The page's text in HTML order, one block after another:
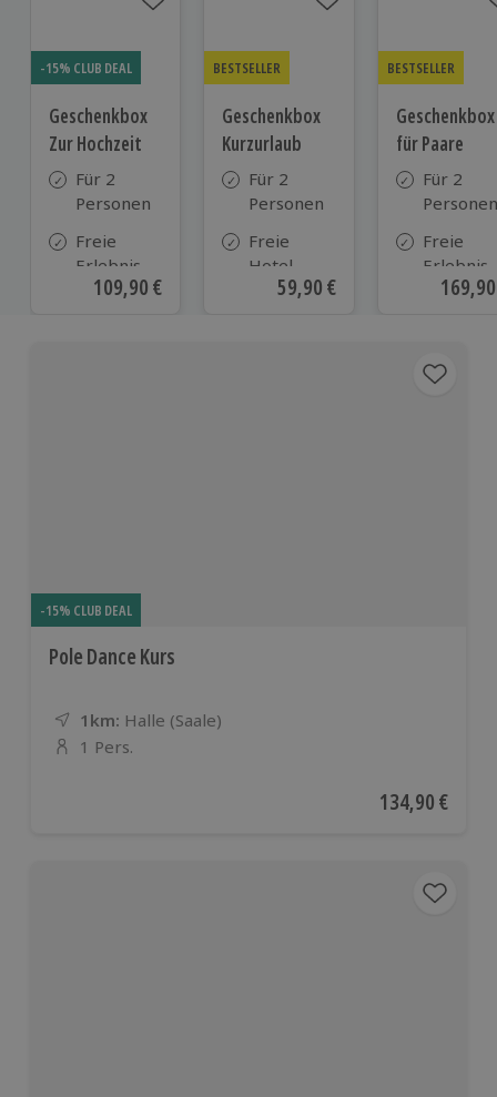
-15% CLUB DEAL
Geschenkbox
Zur Hochzeit
Für 2
Personen
Freie
Erlebnis-
Auswahl
Aktueller Preis
109,90 €
BESTSELLER
Geschenkbox
Kurzurlaub
Für 2
Personen
Freie
Hotel-
Auswahl
Aktueller Preis
59,90 €
BESTSELLER
Geschenkbox
für Paare
Für 2
Personen
Freie
Erlebnis-
Auswahl
-15% CLUB DEAL
Pole Dance Kurs
1km: Entfernung
Standort
Halle (Saale)
Anzahl der Teilnehmer
1 Pers.
Aktueller Preis
134,90 €